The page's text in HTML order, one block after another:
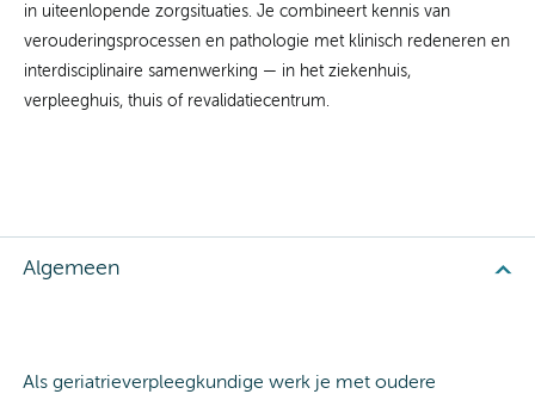
in uiteenlopende zorgsituaties. Je combineert kennis van
verouderingsprocessen en pathologie met klinisch redeneren en
interdisciplinaire samenwerking — in het ziekenhuis,
verpleeghuis, thuis of revalidatiecentrum.
Algemeen
Als geriatrieverpleegkundige werk je met oudere